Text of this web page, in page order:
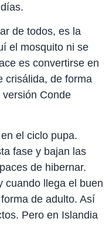
de todos, es la
el mosquito ni se
es convertirse en
crisálida, de forma
Conde
el ciclo pupa.
fase y bajan las
de hibernar.
cuando llega el buen
de adulto. Así
Pero en Islandia